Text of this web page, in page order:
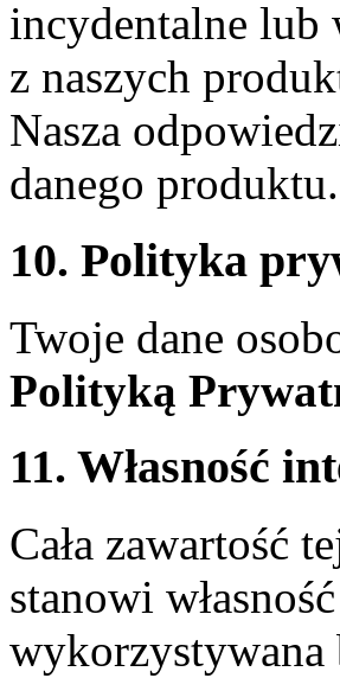
incydentalne lub
z naszych
Nasza
danego produktu.
10. Polityka
Twoje dane
Polityką
11. Własność
Cała zawartość
stanowi
wykorzystywana